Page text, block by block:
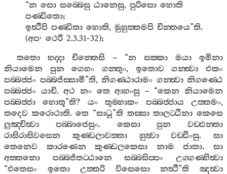
“න සො සබ‍්බෙසු ඨානෙසු,පුරිසො හොති
පණ‍්ඩිතො;
ඉත්‍ථීපි පණ‍්ඩිතා හොති,මුහුත‍්තමපි චින‍්තයෙ”ති.
(අප·ථෙරී2.3.31-32);
තතො
භද‍්දා චින‍්තෙසි – “න සක‍්කා මයා
ඉමිනා
නියාමෙන
පුන ගෙහං ගන‍්තුං, ඉතොව ගන‍්ත්‍වා
එකං
පබ‍්බජ‍්ජං පබ‍්බජිස‍්සාමී”ති, නිගණ‍්ඨාරාමං ගන‍්ත්‍වා නිගණ‍්ඨෙ
පබ‍්බජ‍්ජං යාචි.අථ නං තෙ ආහංසු – “කෙන නියාමෙන
පබ‍්බජ‍්ජා
හොතූ”ති? යං තුම‍්හාකං පබ‍්බජ‍්ජාය උත‍්තමං,
තදෙව කරොථාති.තෙ “සාධූ”ති තස‍්සා තාලට‍්ඨිනා කෙසෙ
ලුඤ‍්චිත්‍වා
පබ‍්බාජෙසුං. කෙසා පුන
වඩ‍්ඪන‍්තා
රාසිරාසිවසෙන
කුණ‍්ඩලාවත‍්තා හුත්‍වා වඩ‍්ඪිංසු. සා
තෙනෙව
කාරණෙන කුණ‍්ඩලකෙසා නාම ජාතා.සා
අත‍්තනො
පබ‍්බජිතට‍්ඨානෙ සබ‍්බසිප‍්පං
උග‍්ගණ‍්හිත්‍වා
“එතෙසං ඉතො උත‍්තරි විසෙසො නත්‍ථී”ති ඤත්‍වා